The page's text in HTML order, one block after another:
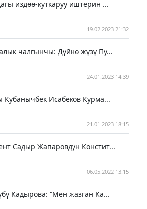
издөө-куткаруу иштерин ...
19.02.2023 21:32
чалгынчы: Дүйнө жүзү Пу...
24.01.2023 14:39
Кубанычбек Исабеков Курма...
21.01.2023 18:15
Садыр Жапаровдун Констит...
06.05.2022 13:15
Кадырова: “Мен жазган Ка...